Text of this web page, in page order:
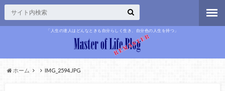
「人生の達人はどんなときも自分らしく生き、自分色の人生を持つ」
ホーム IMG_2594.JPG